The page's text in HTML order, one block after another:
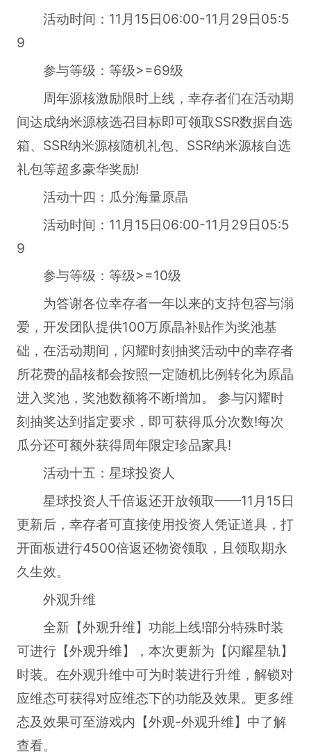
活动时间：11月15日06:00-11月29日05:5
9
参与等级：等级>=69级
周年源核激励限时上线，幸存者们在活动期
间达成纳米源核选召目标即可领取SSR数据自选
箱、SSR纳米源核随机礼包、SSR纳米源核自选
礼包等超多豪华奖励!
活动十四：瓜分海量原晶
活动时间：11月15日06:00-11月29日05:5
9
参与等级：等级>=10级
为答谢各位幸存者一年以来的支持包容与溺
爱，开发团队提供100万原晶补贴作为奖池基
础，在活动期间，闪耀时刻抽奖活动中的幸存者
所花费的晶核都会按照一定随机比例转化为原晶
进入奖池，奖池数额将不断增加。 参与闪耀时
刻抽奖达到指定要求，即可获得瓜分次数!每次
瓜分还可额外获得周年限定珍品家具!
活动十五：星球投资人
星球投资人千倍返还开放领取——11月15日
更新后，幸存者可直接使用投资人凭证道具，打
开面板进行4500倍返还物资领取，且领取期永
久生效。
外观升维
全新【外观升维】功能上线!部分特殊时装
可进行【外观升维】，本次更新为【闪耀星轨】
时装。在外观升维中可为时装进行升维，解锁对
应维态可获得对应维态下的功能及效果。更多维
态及效果可至游戏内【外观-外观升维】中了解
查看。